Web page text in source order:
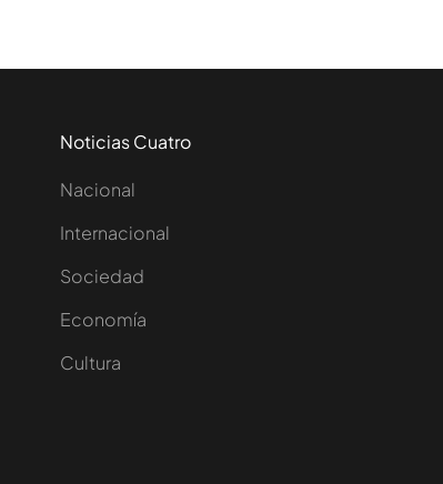
Noticias Cuatro
Nacional
Internacional
Sociedad
Economía
Cultura